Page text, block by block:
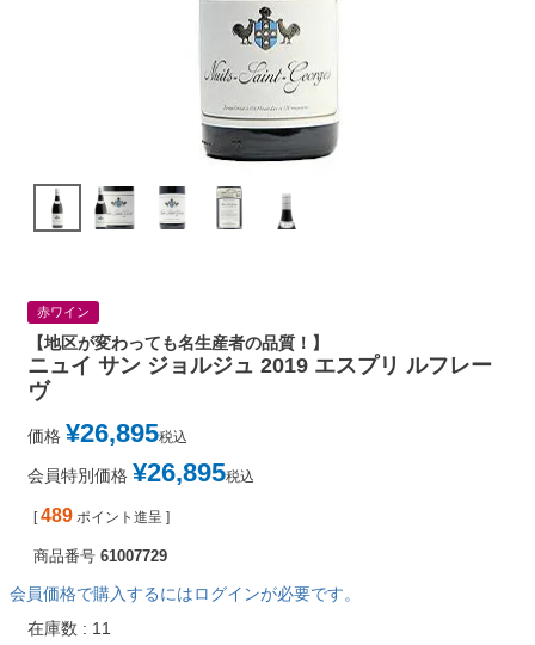
赤ワイン
【地区が変わっても名生産者の品質！】
ニュイ サン ジョルジュ 2019 エスプリ ルフレー
ヴ
価格 ¥26,895税込
会員特別価格 ¥26,895税込
[ 489 ポイント進呈 ]
商品番号 61007729
会員価格で購入するにはログインが必要です。
在庫数
11